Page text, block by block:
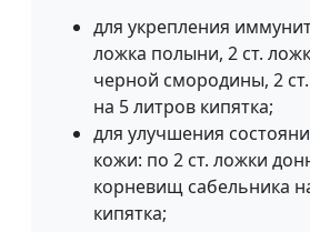
для укрепления
ложка полыни, 2 ст.
черной смородины, 2
на 5 литров кипятка;
для улучшения
кожи: по 2 ст. ложки
корневищ сабельника
кипятка;